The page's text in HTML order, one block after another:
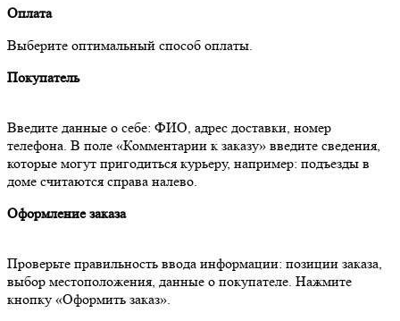
Оплата
Выберите оптимальный способ оплаты.
Покупатель
Введите данные о себе: ФИО, адрес доставки, номер
телефона. В поле «Комментарии к заказу» введите сведения,
которые могут пригодиться курьеру, например: подъезды в
доме считаются справа налево.
Оформление заказа
Проверьте правильность ввода информации: позиции заказа,
выбор местоположения, данные о покупателе. Нажмите
кнопку «Оформить заказ».